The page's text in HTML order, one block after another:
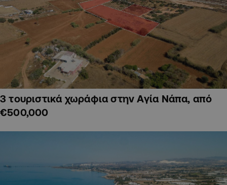
3 τουριστικά χωράφια στην Αγία Νάπα, από
€500,000